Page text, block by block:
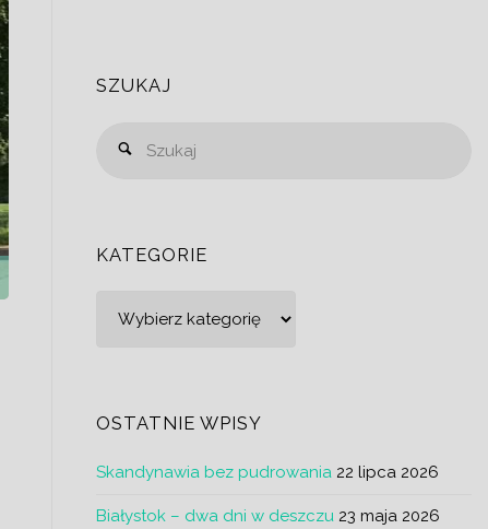
SZUKAJ
Szukaj
KATEGORIE
OSTATNIE WPISY
Skandynawia bez pudrowania 22 lipca 2026
Białystok – dwa dni w deszczu 23 maja 2026